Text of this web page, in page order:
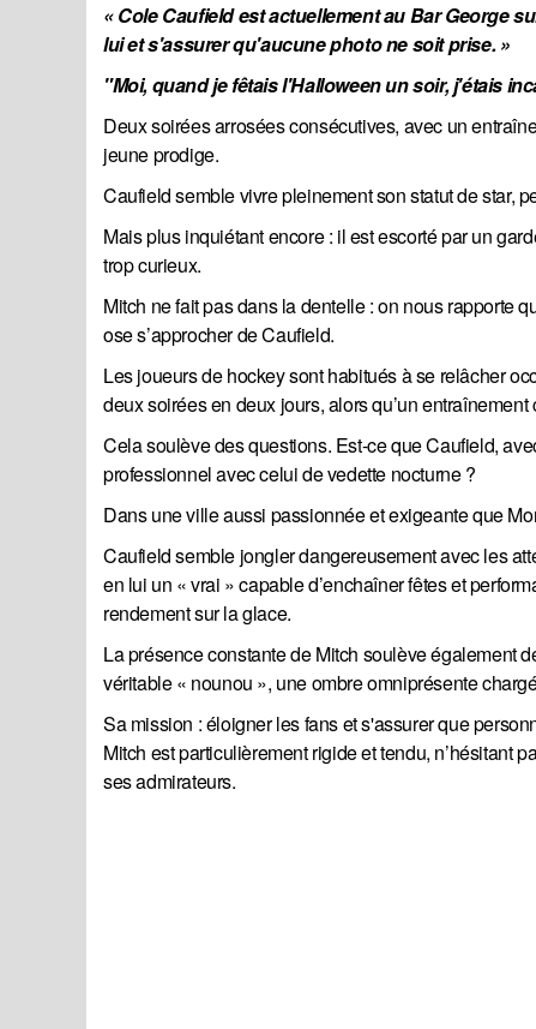
« Cole Caufield est actuellement au Bar George
lui et s'assurer qu'aucune photo ne soit prise. »
"Moi, quand je fêtais l'Halloween un soir, j'étais
Deux soirées arrosées consécutives, avec un
jeune prodige.
Caufield semble vivre pleinement son statut de star,
Mais plus inquiétant encore : il est escorté par un
trop curieux.
Mitch ne fait pas dans la dentelle : on nous rapporte
ose s’approcher de Caufield.
Les joueurs de hockey sont habitués à se relâcher
deux soirées en deux jours, alors qu’un entraînement
Cela soulève des questions. Est-ce que Caufield,
professionnel avec celui de vedette nocturne ?
Dans une ville aussi passionnée et exigeante que
Caufield semble jongler dangereusement avec les
en lui un « vrai » capable d’enchaîner fêtes et
rendement sur la glace.
La présence constante de Mitch soulève également
véritable « nounou », une ombre omniprésente
Sa mission : éloigner les fans et s'assurer que
Mitch est particulièrement rigide et tendu, n’hésitant
ses admirateurs.